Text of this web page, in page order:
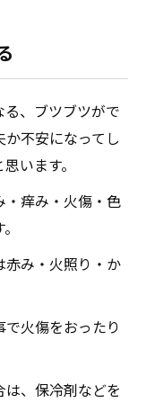
、ブツブツがで
不安になってし
います。
・痒み・火傷・色
赤み・火照り・か
火傷をおったり
、保冷剤などを